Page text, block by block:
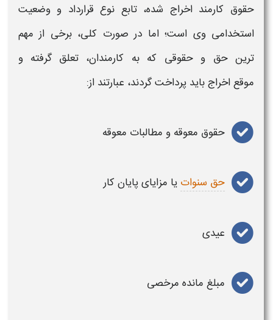
حقوق کارمند اخراج شده، تابع نوع قرارداد و وضعیت
استخدامی وی است؛ اما در صورت کلی، برخی از مهم
ترین حق و حقوقی که به کارمندان، تعلق گرفته و
موقعاخراجباید پرداخت گردند، عبارتند از:
حقوق معوقه و مطالبات معوقه
حق سنوات یا مزایای پایان کار
عیدی
مبلغ مانده مرخصی